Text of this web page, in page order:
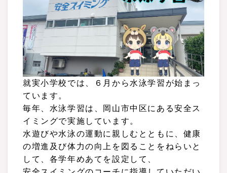
就実小学校では、６月から水泳学習が始まっ
ています。
毎年、水泳学習は、岡山市中区にある安全ス
イミングで実施しています。
水遊びや水泳の運動に親しむとともに、健康
の増進及び体力の向上を図ることをねらいと
して、各学年めあてを設定して、